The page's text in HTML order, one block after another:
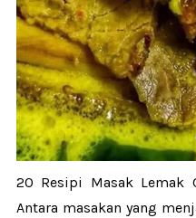
20 Resipi Masak Lemak
Antara masakan yang